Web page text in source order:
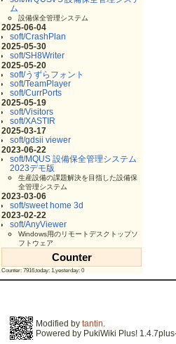
ム
設備保全管理システム
2025-06-04
soft/CrashPlan
2025-05-30
soft/SH8Writer
2025-05-20
soft/うずらフォント
soft/TeamPlayer
soft/CurrPorts
2025-05-19
soft/Visitors
soft/XASTIR
2025-03-17
soft/gdsii viewer
2023-06-22
soft/MQUS 設備保全管理システム
2023デモ版
生産設備の課題解決を目指した設備保
全管理システム
2023-03-06
soft/sweet home 3d
2023-02-22
soft/AnyViewer
Windows用のリモートデスクトップソ
フトウェア
Counter
Counter: 7916,today: 1,yesterday: 0
Modified by tantin.
Powered by PukiWiki Plus!